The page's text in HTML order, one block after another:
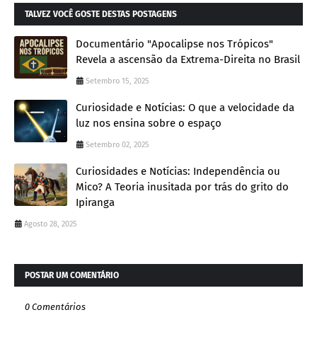
TALVEZ VOCÊ GOSTE DESTAS POSTAGENS
Documentário "Apocalipse nos Trópicos"
Revela a ascensão da Extrema-Direita no Brasil
Setembro 15, 2025
Curiosidade e Notícias: O que a velocidade da
luz nos ensina sobre o espaço
Setembro 02, 2025
Curiosidades e Notícias: Independência ou
Mico? A Teoria inusitada por trás do grito do
Ipiranga
Agosto 28, 2025
POSTAR UM COMENTÁRIO
0 Comentários